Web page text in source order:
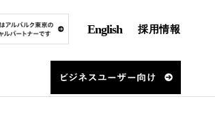
English 採用情報